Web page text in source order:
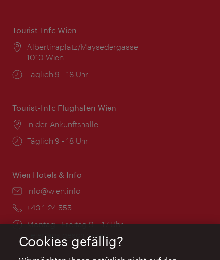
Tourist-Info Wien
Ort:
Albertinaplatz/Maysedergasse
1010 Wien
Öffnungszeiten:
Täglich 9 - 18 Uhr
Tourist-Info Flughafen Wien
Ort:
in der Ankunftshalle
Öffnungszeiten:
Täglich 9 - 18 Uhr
Wien Hotels & Info
Email:
info@wien.info
Telefon:
+43-1-24 555
Öffnungszeiten:
Montag - Freitag 9 – 17 Uhr
Feiertags geschlossen
Cookies gefällig?